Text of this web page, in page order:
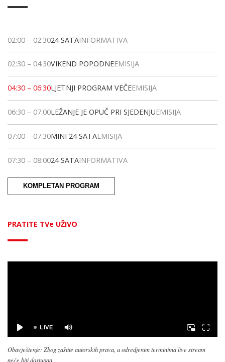
02:00 – 02:3024 SATAINFORMATIVA
02:30 – 04:30VIKEND POPODNEEMISIJA
04:30 – 06:30LJETNJI PROGRAM VEČEEMISIJA
06:30 – 07:00LEŽANJE JE OPUČ PRI SJEDENJUEMISIJA
07:00 – 07:30MINI 24 SATAEMISIJA
07:30 – 08:0024 SATAINFORMATIVA
KOMPLETAN PROGRAM
PRATITE TVe UŽIVO
Obavještenje: Zbog zaštite autorskih prava, u odredjenim terminima live stream
neće biti dostupan.